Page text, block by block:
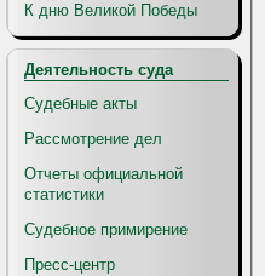
К дню Великой Победы
Деятельность суда
Судебные акты
Рассмотрение дел
Отчеты официальной
статистики
Судебное примирение
Пресс-центр